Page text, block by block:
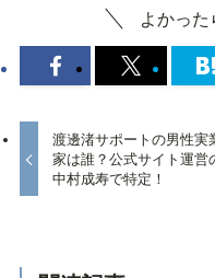
よかった
渡邊渚サポートの男性実
家は誰？公式サイト運営
中村成寿で特定！